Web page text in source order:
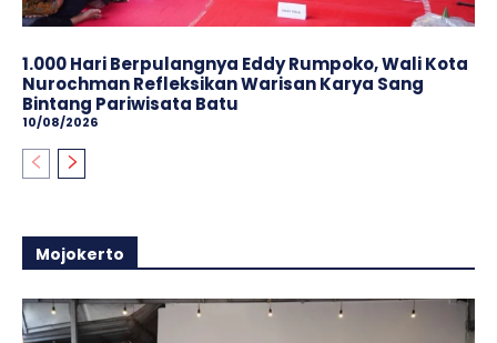
1.000 Hari Berpulangnya Eddy Rumpoko, Wali Kota
Nurochman Refleksikan Warisan Karya Sang
Bintang Pariwisata Batu
10/08/2026
Mojokerto